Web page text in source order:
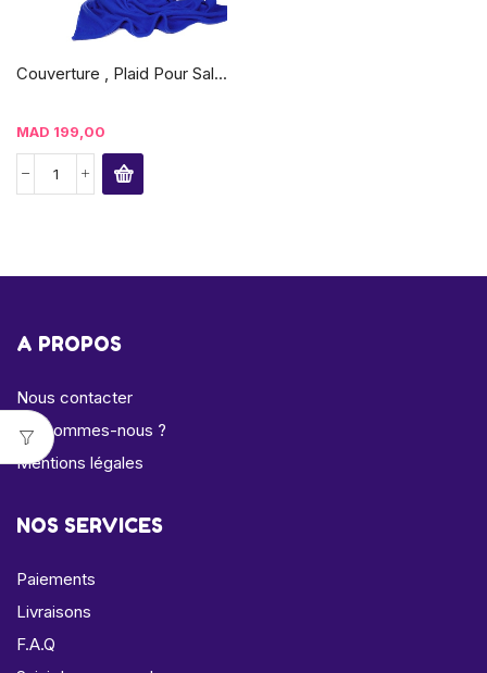
Couverture , Plaid Pour Sal...
MAD 199,00
A PROPOS
Nous contacter
Qui sommes-nous ?
Mentions légales
NOS SERVICES
Paiements
Livraisons
F.A.Q